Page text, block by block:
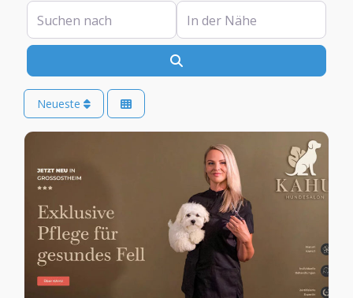
Suchen nach In der Nähe
Neueste